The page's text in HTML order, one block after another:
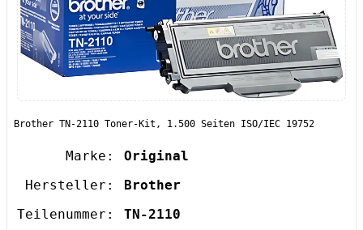
Brother TN-2110 Toner-Kit, 1.500 Seiten ISO/IEC 19752
Marke:
Original
Hersteller:
Brother
Teilenummer:
TN-2110